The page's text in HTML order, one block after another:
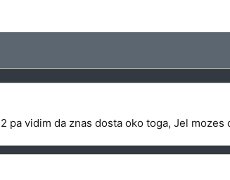
vidim da znas dosta oko toga, Jel